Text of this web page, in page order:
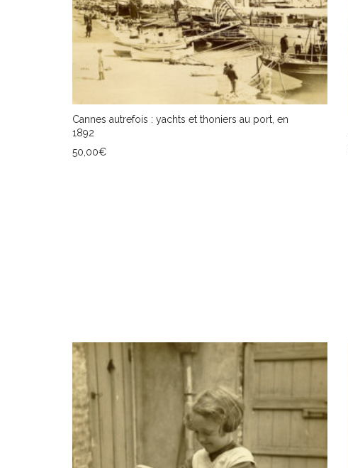
Cannes autrefois : yachts et thoniers au port, en
1892
50,00€